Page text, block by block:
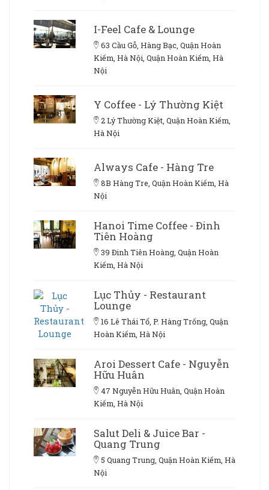
I-Feel Cafe & Lounge
63 Cầu Gỗ, Hàng Bạc, Quận Hoàn
Kiếm, Hà Nội, Quận Hoàn Kiếm, Hà
Nội
Y Coffee - Lý Thường Kiệt
2 Lý Thường Kiệt, Quận Hoàn Kiếm,
Hà Nội
Always Cafe - Hàng Tre
8B Hàng Tre, Quận Hoàn Kiếm, Hà
Nội
Hanoi Time Coffee - Đinh
Tiên Hoàng
39 Đinh Tiên Hoàng, Quận Hoàn
Kiếm, Hà Nội
Lục Thủy - Restaurant
Lounge
16 Lê Thái Tổ, P. Hàng Trống, Quận
Hoàn Kiếm, Hà Nội
Aroi Dessert Cafe - Nguyễn
Hữu Huân
47 Nguyễn Hữu Huân, Quận Hoàn
Kiếm, Hà Nội
Salut Deli & Juice Bar -
Quang Trung
5 Quang Trung, Quận Hoàn Kiếm, Hà
Nội